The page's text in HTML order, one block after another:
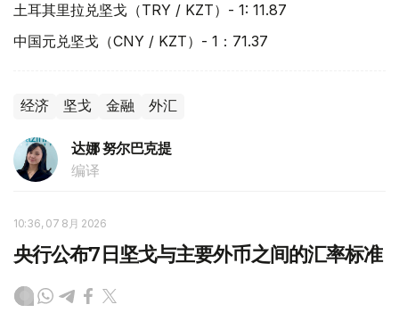
土耳其里拉兑坚戈（TRY / KZT）- 1: 11.87
中国元兑坚戈（CNY / KZT）- 1：71.37
经济 坚戈 金融 外汇
达娜 努尔巴克提
编译
10:36, 07 8月 2026
央行公布7日坚戈与主要外币之间的汇率标准